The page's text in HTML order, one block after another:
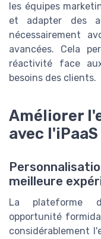
les équipes
et adapter des
nécessairement
avancées. Cela
réactivité face
besoins des clients.
Améliorer
avec l'iPaaS
meilleure
La plateforme
opportunité
considérablement